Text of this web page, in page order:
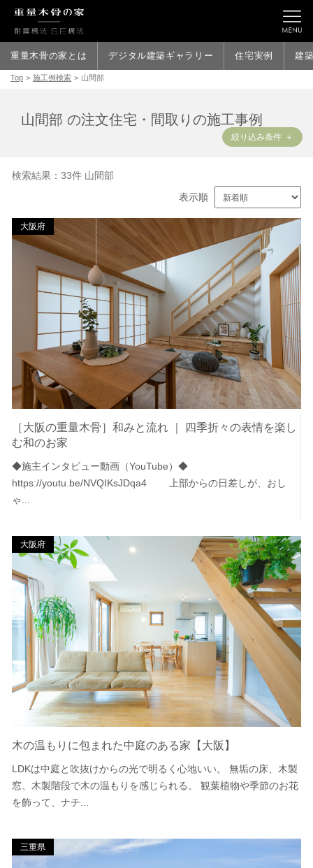
重量木骨の家とは デジタル建築ギャラリー 住宅実例 建
Top > 施工例検索 > 山間部
山間部 の注文住宅・間取りの施工事例
絞り込み条件
検索結果：33件 山間部
表示順
大阪府
［大阪の重量木骨］和みと流れ ｜ 四季折々の表情を楽し
む和のお家
◆施主インタビュー動画（YouTube）◆
https://youtu.be/NVQIKsJDqa4 上部からの日差しが、おし
ゃ...
大阪府
木の温もりに包まれた中庭のある家【大阪】
LDKは中庭と吹抜けからの光で明るく心地いい。 無垢の床、木製
窓、木製階段で木の温もりを感じられる。 観葉植物や季節のお花
を飾って、ナチ...
三重県